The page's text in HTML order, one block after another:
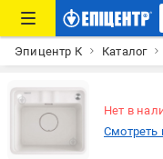
Эпицентр К Каталог
Нет в
Смотреть